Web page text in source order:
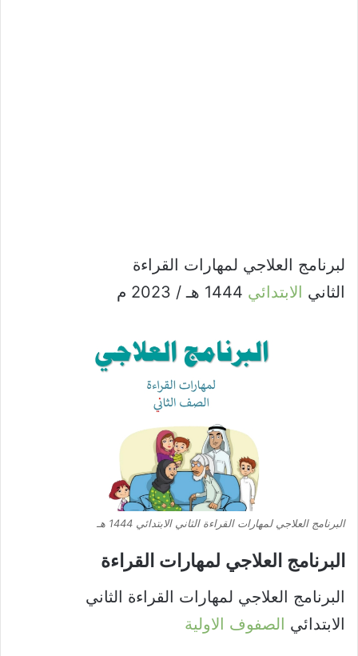
لبرنامج العلاجي لمهارات القراءة
الثاني الابتدائي
البرنامج العلاجي لمهارات القراءة الثاني الابتدائي 1444 هـ
البرنامج العلاجي لمهارات القراءة​
البرنامج العلاجي لمهارات القراءة الثاني
الابتدائي الصفوف الاولية